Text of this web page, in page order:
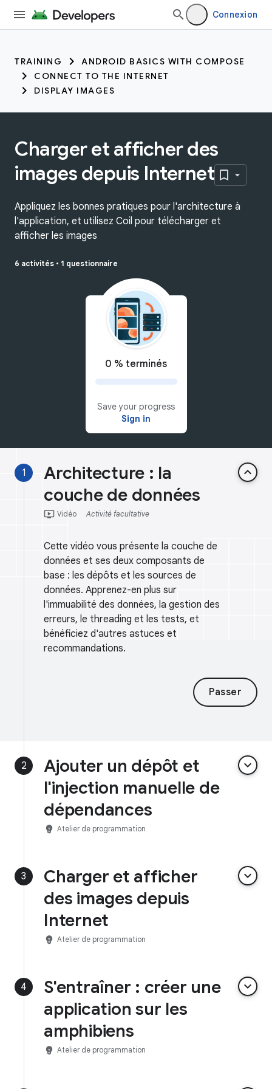
Connexion
TRAINING
ANDROID BASICS WITH COMPOSE
CONNECT TO THE INTERNET
DISPLAY IMAGES
Charger et afficher des
images depuis Internet
Appliquez les bonnes pratiques pour l'architecture à
l'application, et utilisez Coil pour télécharger et
afficher les images
6 activités • 1 questionnaire
0 % terminés
Save your progress
Sign in
1
Architecture : la
couche de données
keyboard_arrow_up
ondemand_video Vidéo Activité facultative
Cette vidéo vous présente la couche de
données et ses deux composants de
base : les dépôts et les sources de
données. Apprenez-en plus sur
l'immuabilité des données, la gestion des
erreurs, le threading et les tests, et
bénéficiez d'autres astuces et
recommandations.
Passer
2
Ajouter un dépôt et
l'injection manuelle de
dépendances
keyboard_arrow_down
emoji_objects Atelier de programmation
3
Charger et afficher
des images depuis
Internet
keyboard_arrow_down
emoji_objects Atelier de programmation
4
S'entraîner : créer une
application sur les
amphibiens
keyboard_arrow_down
emoji_objects Atelier de programmation